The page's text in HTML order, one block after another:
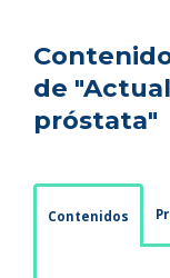
de
próstata"
Contenidos